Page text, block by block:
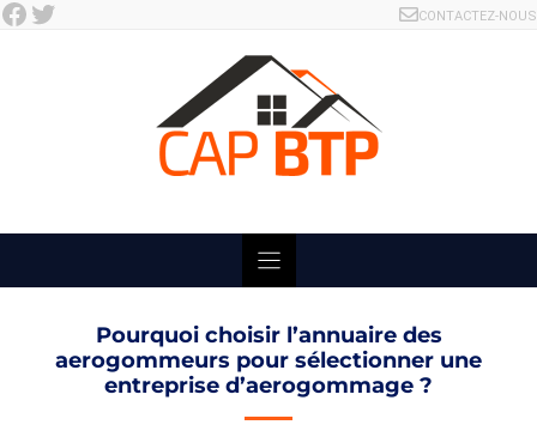
Skip
Facebook Twitter CONTACTEZ-NOUS
Pourquoi choisir l’annuaire des
aerogommeurs pour sélectionner une
entreprise d’aerogommage ?